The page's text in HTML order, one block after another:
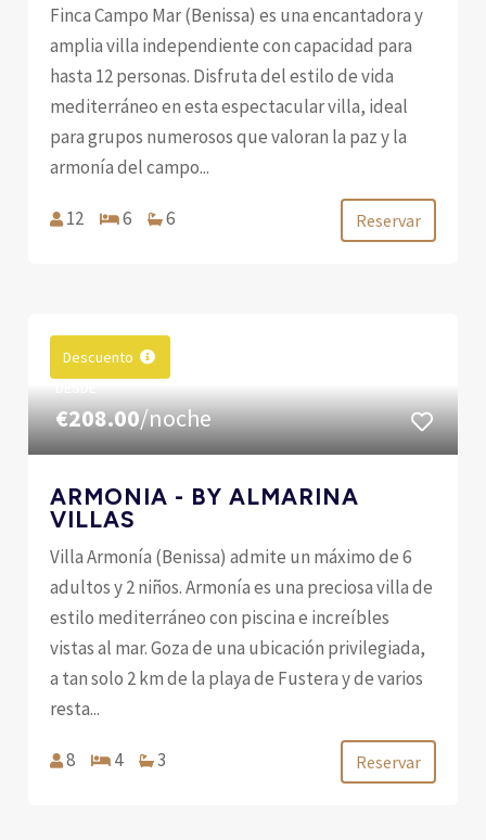
Finca Campo Mar (Benissa) es una encantadora y
amplia villa independiente con capacidad para
hasta 12 personas. Disfruta del estilo de vida
mediterráneo en esta espectacular villa, ideal
para grupos numerosos que valoran la paz y la
armonía del campo...
12 6 6 Reservar
Descuento
€208.00/noche
ARMONIA - BY ALMARINA
VILLAS
Villa Armonía (Benissa) admite un máximo de 6
adultos y 2 niños. Armonía es una preciosa villa de
estilo mediterráneo con piscina e increíbles
vistas al mar. Goza de una ubicación privilegiada,
a tan solo 2 km de la playa de Fustera y de varios
resta...
8 4 3 Reservar